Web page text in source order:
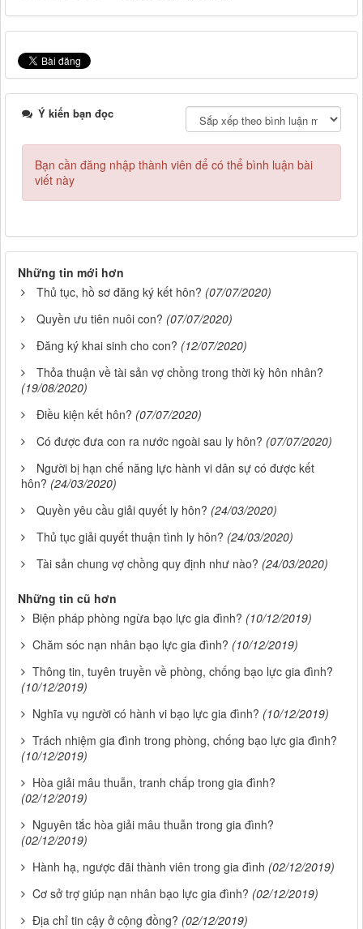
Ý kiến bạn đọc
Bạn cần đăng nhập thành viên để có thể bình luận bài
viết này
Những tin mới hơn
Thủ tục, hồ sơ đăng ký kết hôn? (07/07/2020)
Quyền ưu tiên nuôi con? (07/07/2020)
Đăng ký khai sinh cho con? (12/07/2020)
Thỏa thuận về tài sản vợ chồng trong thời kỳ hôn nhân?
(19/08/2020)
Điều kiện kết hôn? (07/07/2020)
Có được đưa con ra nước ngoài sau ly hôn? (07/07/2020)
Người bị hạn chế năng lực hành vi dân sự có được kết
hôn? (24/03/2020)
Quyền yêu cầu giải quyết ly hôn? (24/03/2020)
Thủ tục giải quyết thuận tình ly hôn? (24/03/2020)
Tài sản chung vợ chồng quy định như nào? (24/03/2020)
Những tin cũ hơn
Biện pháp phòng ngừa bạo lực gia đình? (10/12/2019)
Chăm sóc nạn nhân bạo lực gia đình? (10/12/2019)
Thông tin, tuyên truyền về phòng, chống bạo lực gia đình?
(10/12/2019)
Nghĩa vụ người có hành vi bạo lực gia đình? (10/12/2019)
Trách nhiệm gia đình trong phòng, chống bạo lực gia đình?
(10/12/2019)
Hòa giải mâu thuẫn, tranh chấp trong gia đình?
(02/12/2019)
Nguyên tắc hòa giải mâu thuẫn trong gia đình?
(02/12/2019)
Hành hạ, ngược đãi thành viên trong gia đình (02/12/2019)
Cơ sở trợ giúp nạn nhân bạo lực gia đình? (02/12/2019)
Địa chỉ tin cậy ở cộng đồng? (02/12/2019)